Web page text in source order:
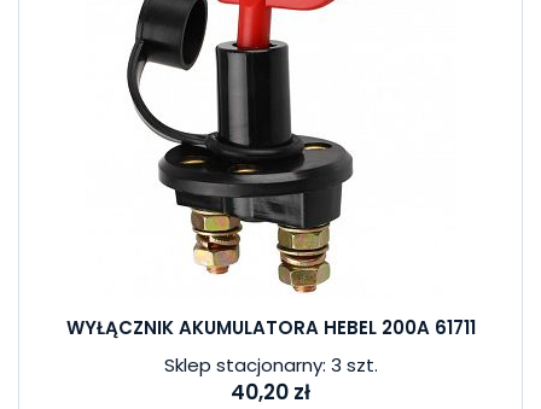
WYŁĄCZNIK AKUMULATORA HEBEL 200A 61711
Sklep stacjonarny: 3 szt.
40,20 zł